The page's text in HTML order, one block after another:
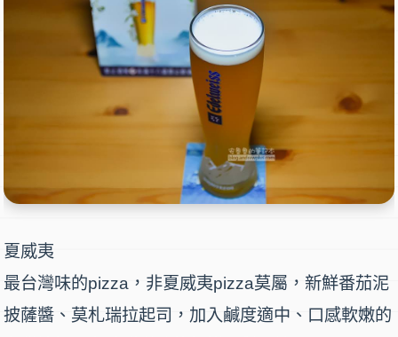
夏威夷
最台灣味的pizza，非夏威夷pizza莫屬，新鮮番茄泥
披薩醬、莫札瑞拉起司，加入鹹度適中、口感軟嫩的